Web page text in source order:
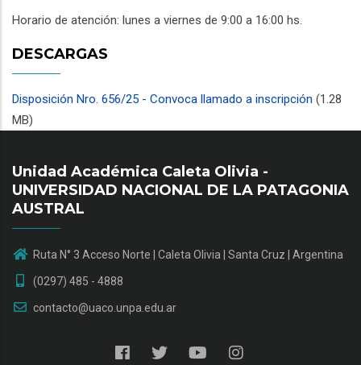
Horario de atención: lunes a viernes de 9:00 a 16:00 hs.
DESCARGAS
Disposición Nro. 656/25 - Convoca llamado a inscripción (1.28
MB)
Unidad Académica Caleta Olivia -
UNIVERSIDAD NACIONAL DE LA PATAGONIA
AUSTRAL
Ruta N° 3 Acceso Norte | Caleta Olivia | Santa Cruz | Argentina
(0297) 485 - 4888
contacto@uaco.unpa.edu.ar